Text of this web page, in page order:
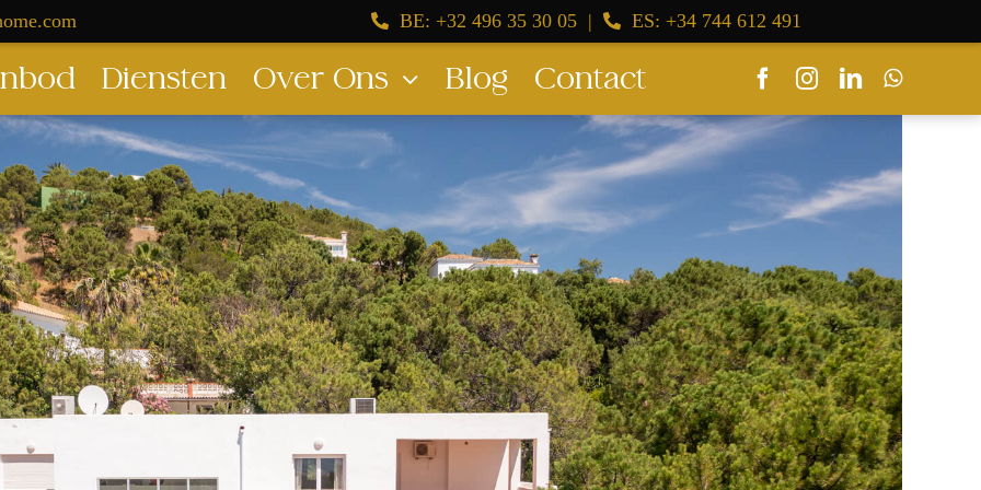
BE: +32 496 35 30 05 | ES: +34 744 612 491
Diensten Over Ons Blog Contact